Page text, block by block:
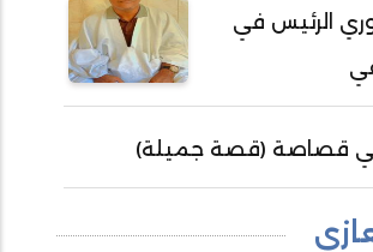
الرئيس في
قصاصة (قصة جميلة)